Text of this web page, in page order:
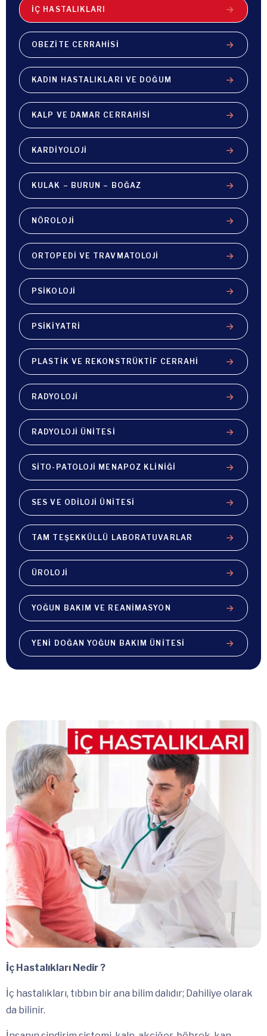
İÇ HASTALIKLARI
OBEZITE CERRAHISI
KADIN HASTALIKLARI VE DOĞUM
KALP VE DAMAR CERRAHISI
KARDIYOLOJI
KULAK – BURUN – BOĞAZ
NÖROLOJI
ORTOPEDI VE TRAVMATOLOJI
PSIKOLOJI
PSIKIYATRI
PLASTIK VE REKONSTRÜKTIF CERRAHI
RADYOLOJI
RADYOLOJI ÜNITESI
SITO-PATOLOJI MENAPOZ KLINIĞI
SES VE ODILOJI ÜNITESI
TAM TEŞEKKÜLLÜ LABORATUVARLAR
ÜROLOJI
YOĞUN BAKIM VE REANIMASYON
YENI DOĞAN YOĞUN BAKIM ÜNITESI
İç Hastalıkları Nedir ?
İç hastalıkları, tıbbın bir ana bilim dalıdır; Dahiliye olarak
da bilinir.